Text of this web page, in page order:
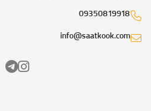
09350819918
info@saatkook.com